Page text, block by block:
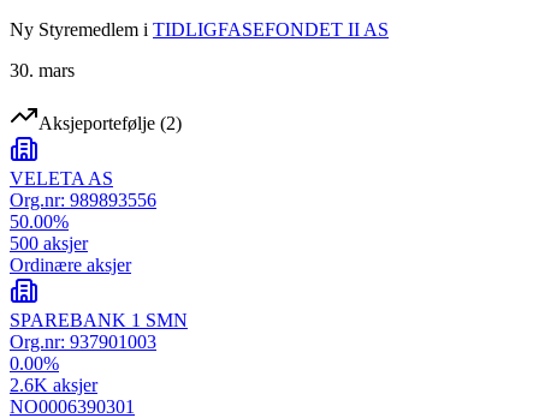
Ny Styremedlem i TIDLIGFASEFONDET II AS
30. mars
Aksjeportefølje (2)
VELETA AS
Org.nr: 989893556
50.00%
500 aksjer
Ordinære aksjer
SPAREBANK 1 SMN
Org.nr: 937901003
0.00%
2.6K aksjer
NO0006390301